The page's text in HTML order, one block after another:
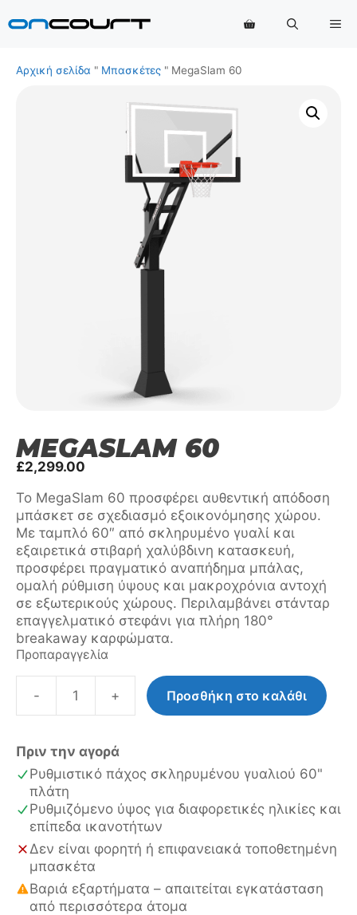
στο
Αρχική σελίδα " Μπασκέτες " MegaSlam 60
MEGASLAM 60
£2,299.00
Το MegaSlam 60 προσφέρει αυθεντική απόδοση
μπάσκετ σε σχεδιασμό εξοικονόμησης χώρου.
Με ταμπλό 60″ από σκληρυμένο γυαλί και
εξαιρετικά στιβαρή χαλύβδινη κατασκευή,
προσφέρει πραγματικό αναπήδημα μπάλας,
ομαλή ρύθμιση ύψους και μακροχρόνια αντοχή
σε εξωτερικούς χώρους. Περιλαμβάνει στάνταρ
επαγγελματικό στεφάνι για πλήρη 180°
breakaway καρφώματα.
Προπαραγγελία
-
MegaSlam
60
+ Προσθήκη στο καλάθι
Πριν την αγορά
Ρυθμιστικό πάχος σκληρυμένου γυαλιού 60"
πλάτη
Ρυθμιζόμενο ύψος για διαφορετικές ηλικίες και
επίπεδα ικανοτήτων
Δεν είναι φορητή ή επιφανειακά τοποθετημένη
μπασκέτα
Βαριά εξαρτήματα – απαιτείται εγκατάσταση
από περισσότερα άτομα